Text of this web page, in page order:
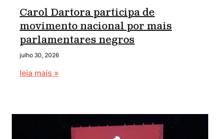
Carol Dartora participa de
movimento nacional por mais
parlamentares negros
julho 30, 2026
leia mais »